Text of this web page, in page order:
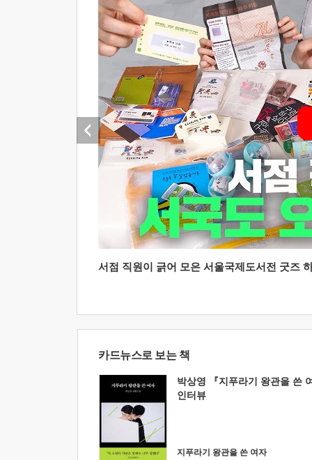
서점 직원이 긁어 모은 서울국제도서전 굿즈
카드뉴스로 보는 책
박상영 『지푸라기 왕관을 쓴
인터뷰
지푸라기 왕관을 쓴 여자